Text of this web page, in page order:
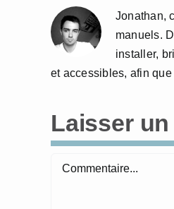
Jonathan,
manuels.
installer,
et accessibles, afin
Laisser
Commentaire